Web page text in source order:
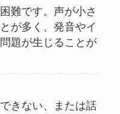
難です。声が小さ
が多く、発音やイ
題が生じることが
きない、または話